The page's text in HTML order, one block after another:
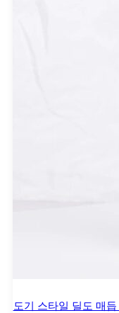
도기 스타일 딜도 매듭